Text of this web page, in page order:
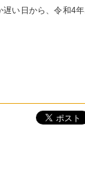
い日から、令和4